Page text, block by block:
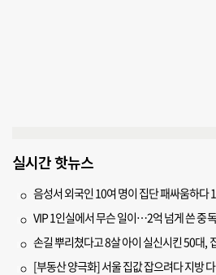
실시간 핫뉴스
음성서 외국인 10여 명이 집단 패싸움하다
VIP 1인실에서 무슨 일이…2억 넘게 쓴 중
손길 뿌리쳤다고 8살 아이 실신시킨 50대,
[부동산 양극화] 서울 집값 잡으려다 지방